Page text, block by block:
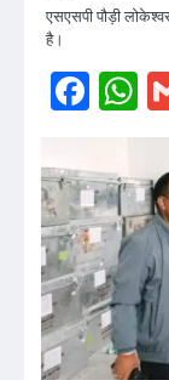
एसएसपी पौड़ी
है।